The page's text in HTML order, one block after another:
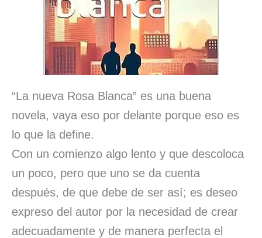
“La nueva Rosa Blanca” es una buena
novela, vaya eso por delante porque eso es
lo que la define.
Con un comienzo algo lento y que descoloca
un poco, pero que uno se da cuenta
después, de que debe de ser así; es deseo
expreso del autor por la necesidad de crear
adecuadamente y de manera perfecta el